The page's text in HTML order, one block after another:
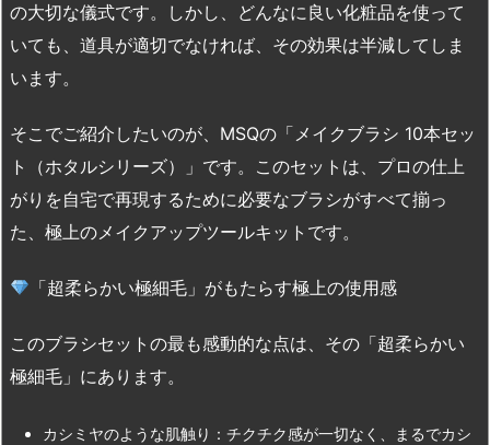
の大切な儀式です。しかし、どんなに良い化粧品を使って
いても、道具が適切でなければ、その効果は半減してしま
います。
そこでご紹介したいのが、MSQの「メイクブラシ 10本セッ
ト（ホタルシリーズ）」です。このセットは、プロの仕上
がりを自宅で再現するために必要なブラシがすべて揃っ
た、極上のメイクアップツールキットです。
「超柔らかい極細毛」がもたらす極上の使用感
このブラシセットの最も感動的な点は、その「超柔らかい
極細毛」にあります。
カシミヤのような肌触り：チクチク感が一切なく、まるでカシ